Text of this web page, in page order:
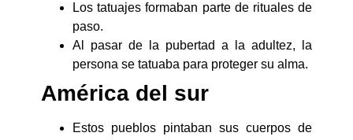
Los tatuajes formaban parte de rituales de
paso.
Al pasar de la pubertad a la adultez, la
persona se tatuaba para proteger su alma.
América del sur
Estos pueblos pintaban sus cuerpos de